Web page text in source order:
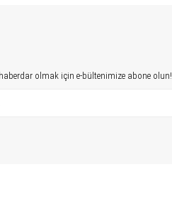
olmak için e-bültenimize abone olun!